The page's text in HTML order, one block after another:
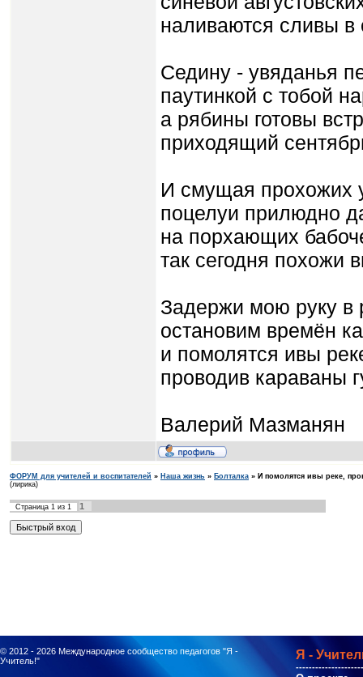
наливаются сливы в
Седину - увяданья
паутинкой с тобой
а рябины готовы
приходящий
И смущая прохожих
поцелуи прилюдно
на порхающих
так сегодня похожи
Задержи мою руку в
остановим времён
и помолятся ивы
проводив караваны
Валерий Мазманян
ФОРУМ для учителей и воспитателей » Наша жизнь » Болталка » И помолятся ивы реке,
(лирика)
Страница 1 из 1 1
© 2012 - 2026 Международное сообщество педагогов "Я -
Учитель!"
Я -